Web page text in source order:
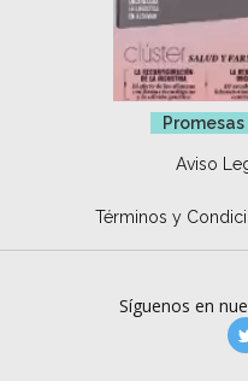
Aviso
Términos y
Síguenos en